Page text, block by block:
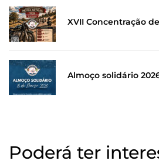
XVII Concentração
Almoço solidário
Poderá ter